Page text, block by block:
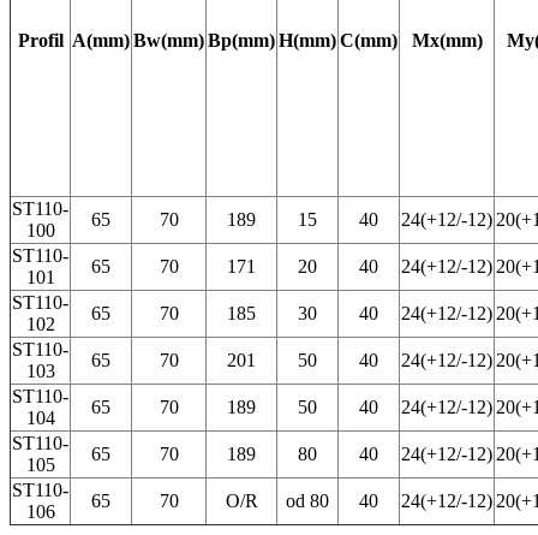
Profil A(mm)Bw(mm)Bp(mm)H(mm)C(mm) Mx(mm)
ST110-
100
65 70 189 15 40 24(+12/-12)
ST110-
101
65 70 171 20 40 24(+12/-12)
ST110-
102
65 70 185 30 40 24(+12/-12)
ST110-
103
65 70 201 50 40 24(+12/-12)
ST110-
104
65 70 189 50 40 24(+12/-12)
ST110-
105
65 70 189 80 40 24(+12/-12)
ST110-
106
65 70 O/R od 80 40 24(+12/-12)